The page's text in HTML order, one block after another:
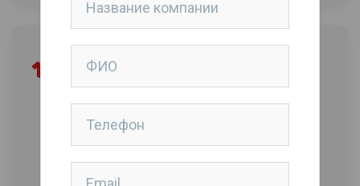
Ткани и текстиль
Нетканые текстильные материалы
искусственная кожа
сетчатая ткань